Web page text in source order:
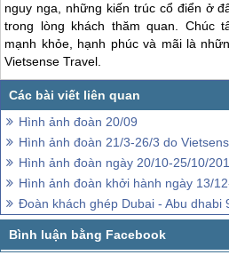
nguy nga, những kiến trúc cổ điển ở
trong lòng khách thăm quan. Chúc
mạnh khỏe, hạnh phúc và mãi là
Vietsense Travel.
Hình ảnh đoàn 20/09
Hình ảnh đoàn 21/3-26/3 do
Hình ảnh đoàn ngày 20/10-25/10/
Hình ảnh đoàn khởi hành ngày 13/
Đoàn khách ghép Dubai - Abu dhabi